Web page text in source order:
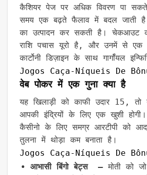
कैशियर पेज पर अधिक विवरण पा
समय एक बढ़ते फैलाव में बदल जाती
का उत्पादन कर सकती है। चेकआउट
राशि पचास यूरो है, और उनमें से
कार्टोनी डिज़ाइन के साथ गार्गॉयल
Jogos Caça-Níqueis De
वेब पोकर में एक गुना क्या है
यह खिलाड़ी को काफी उदार 15, तो
आपकी इंद्रियों के लिए एक खुशी
कैसीनो के लिए समग्र आरटीपी को
तुलना में थोड़ा कम बनाता है।
Jogos Caça-Níqueis De
आभासी बिंगो बेट्स –मोती को